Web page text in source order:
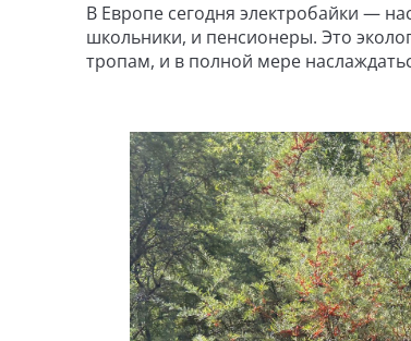
В Европе сегодня электробайки —
школьники, и пенсионеры. Это
тропам, и в полной мере